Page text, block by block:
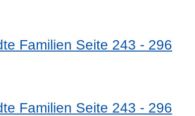
Familien Seite 243 - 296
Familien Seite 243 - 296